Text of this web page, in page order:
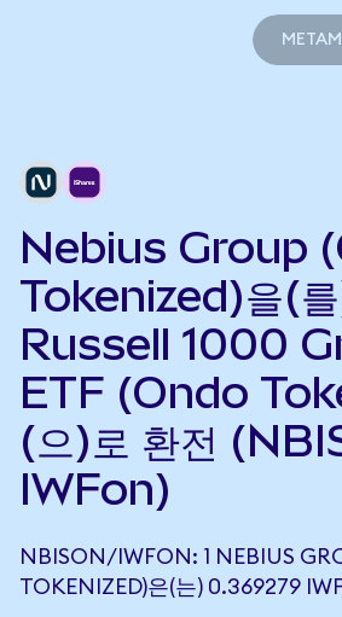
Nebius Group
Tokenized)을(
Russell 1000
ETF (Ondo
(으)로 환전
IWFon)
NBISON/IWFON: 1 NEBIUS
TOKENIZED)은(는) 0.369279